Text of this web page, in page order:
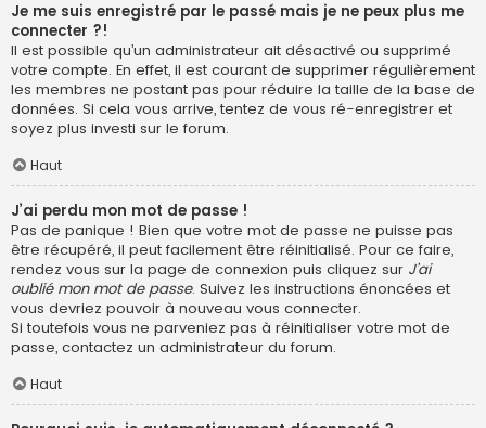
Je me suis enregistré par le passé mais je ne peux plus me
connecter ?!
Il est possible qu’un administrateur ait désactivé ou supprimé
votre compte. En effet, il est courant de supprimer régulièrement
les membres ne postant pas pour réduire la taille de la base de
données. Si cela vous arrive, tentez de vous ré-enregistrer et
soyez plus investi sur le forum.
Haut
J’ai perdu mon mot de passe !
Pas de panique ! Bien que votre mot de passe ne puisse pas
être récupéré, il peut facilement être réinitialisé. Pour ce faire,
rendez vous sur la page de connexion puis cliquez sur J’ai
oublié mon mot de passe. Suivez les instructions énoncées et
vous devriez pouvoir à nouveau vous connecter.
Si toutefois vous ne parveniez pas à réinitialiser votre mot de
passe, contactez un administrateur du forum.
Haut